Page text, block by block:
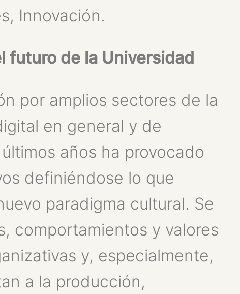
Innovación.
futuro de la Universidad
por amplios sectores de la
en general y de
años ha provocado
definiéndose lo que
paradigma cultural. Se
comportamientos y valores
y, especialmente,
a la producción,